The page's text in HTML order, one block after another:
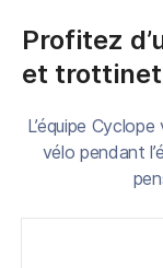
Profitez
et
L’équipe
vélo pendant